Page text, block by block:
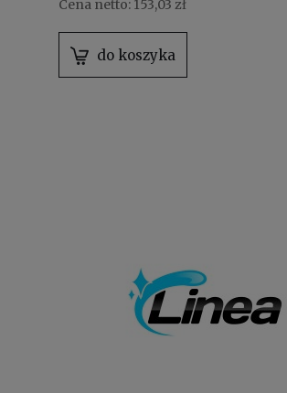
Cena netto: 153,03 zł
do koszyka